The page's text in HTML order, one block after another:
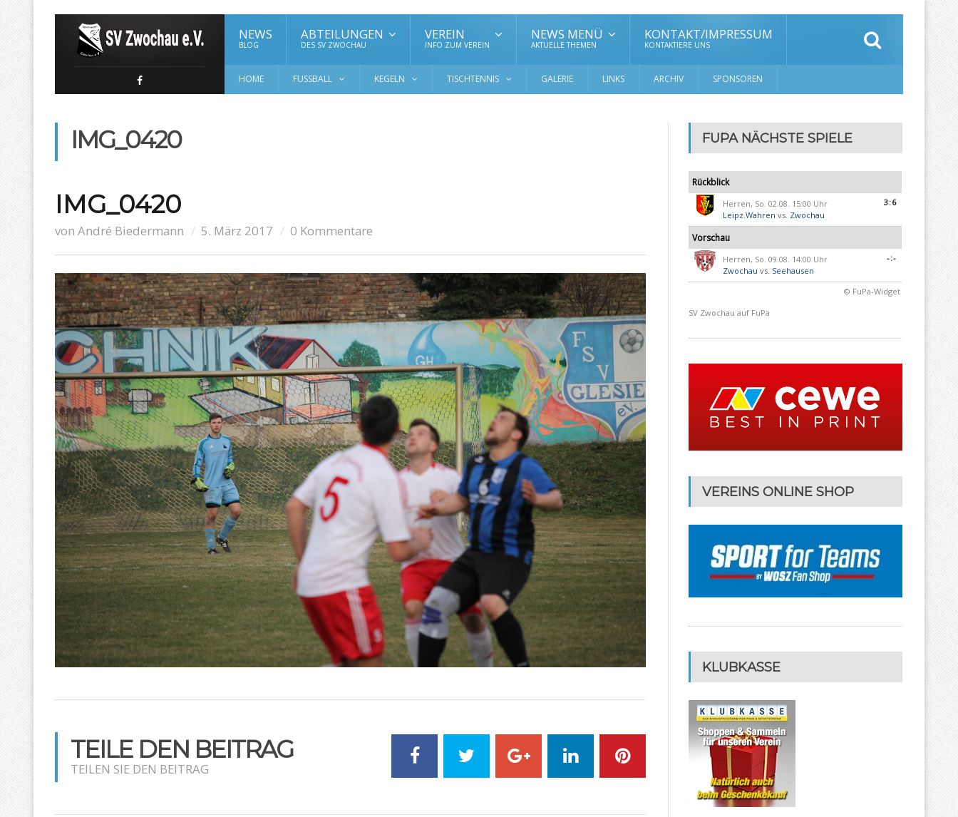
NEWS
BLOG
ABTEILUNGEN
DES SV ZWOCHAU
VEREIN
INFO ZUM VEREIN
NEWS MENÜ
AKTUELLE THEMEN
KONTAKT/IMPRESSUM
KONTAKTIERE UNS
HOME FUSSBALL KEGELN TISCHTENNIS GALERIE LINKS ARCHIV SPONSOREN
IMG_0420
IMG_0420
von André Biedermann 5. März 2017 0 Kommentare
TEILE DEN BEITRAG
TEILEN SIE DEN BEITRAG
FUPA NÄCHSTE SPIELE
Rückblick
Herren, So. 02.08. 15:00 Uhr
Leipz.Wahren vs. Zwochau
3:6
Vorschau
Herren, So. 09.08. 14:00 Uhr
Zwochau vs. Seehausen
-:-
© FuPa-Widget
SV Zwochau auf FuPa
VEREINS ONLINE SHOP
KLUBKASSE